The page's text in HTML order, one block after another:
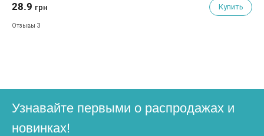
28.9 грн Купить
Отзывы 3
Узнавайте первыми о распродажах и
новинках!